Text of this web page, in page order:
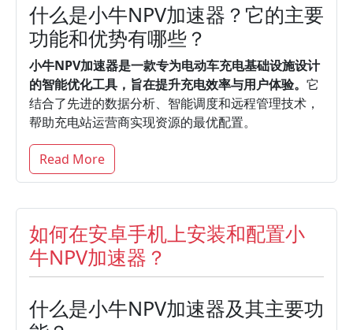
什么是小牛NPV加速器？它的主要
功能和优势有哪些？
小牛NPV加速器是一款专为电动车充电基础设施设计
的智能优化工具，旨在提升充电效率与用户体验。 它
结合了先进的数据分析、智能调度和远程管理技术，
帮助充电站运营商实现资源的最优配置。
Read More
如何在安卓手机上安装和配置小
牛NPV加速器？
什么是小牛NPV加速器及其主要功